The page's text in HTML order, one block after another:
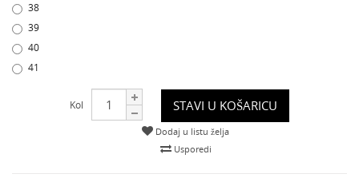
38
39
40
41
Kol STAVI U KOŠARICU
Dodaj u listu želja
Usporedi